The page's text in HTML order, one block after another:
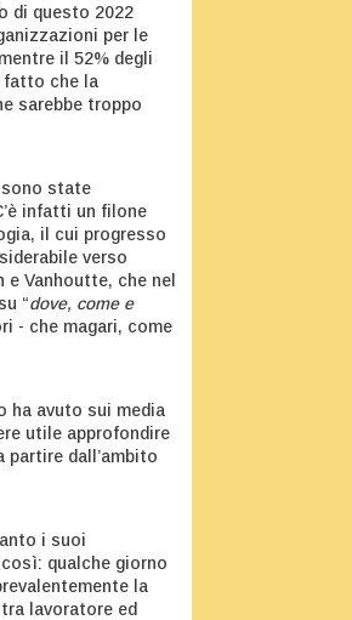
di questo 2022
per le
il 52% degli
fatto che la
sarebbe troppo
state
infatti un filone
il cui progresso
verso
e Vanhoutte, che nel
“dove, come e
- che magari, come
ha avuto sui media
utile approfondire
partire dall’ambito
i suoi
qualche giorno
la
lavoratore ed